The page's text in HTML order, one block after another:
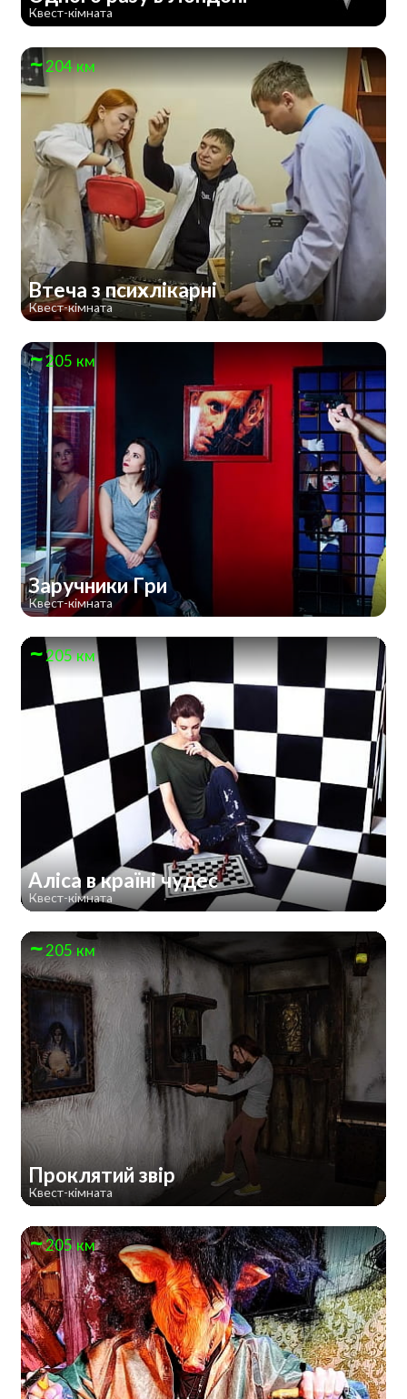
Квест-кімната
204 км
Втеча з психлікарні
Квест-кімната
205 км
Заручники Гри
Квест-кімната
205 км
Аліса в країні чудес
Квест-кімната
205 км
Проклятий звір
Квест-кімната
205 км